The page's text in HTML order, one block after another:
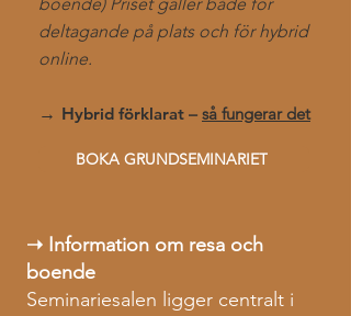
deltagande på plats och för hybrid
online.
→ Hybrid förklarat – så fungerar det
BOKA GRUNDSEMINARIET
➝ Information om resa och
boende
Seminariesalen ligger centralt i